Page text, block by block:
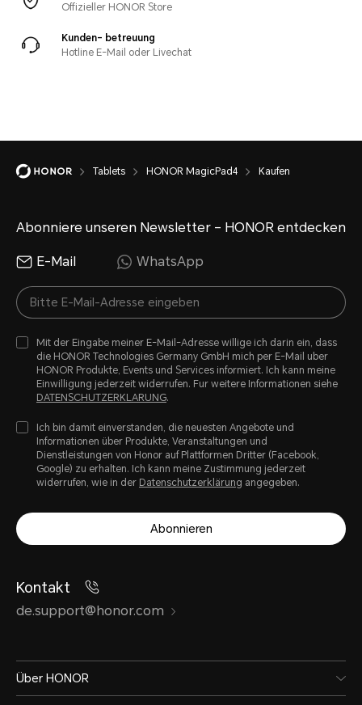
Offizieller HONOR Store
Kunden- betreuung
Hotline E-Mail oder Livechat
Tablets HONOR MagicPad4 Kaufen
Abonniere unseren Newsletter – HONOR entdecken
E-Mail WhatsApp
Mit der Eingabe meiner E-Mail-Adresse willige ich darin ein, dass
die HONOR Technologies Germany GmbH mich per E-Mail uber
HONOR Produkte, Events und Services informiert. Ich kann meine
Einwilligung jederzeit widerrufen. Fur weitere Informationen siehe
DATENSCHUTZERKLARUNG.
Ich bin damit einverstanden, die neuesten Angebote und
Informationen über Produkte, Veranstaltungen und
Dienstleistungen von Honor auf Plattformen Dritter (Facebook,
Google) zu erhalten. Ich kann meine Zustimmung jederzeit
widerrufen, wie in der Datenschutzerklärung angegeben.
Abonnieren
Kontakt
de.support@honor.com
Über HONOR